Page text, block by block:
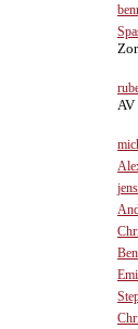
AV
jens
Ben